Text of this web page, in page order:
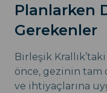
Planlarken
Gerekenler
Birleşik
önce, gezinin tam
ve ihtiyaçlarına